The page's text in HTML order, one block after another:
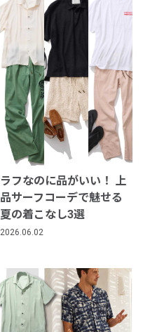
ラフなのに品がいい！ 上
品サーフコーデで魅せる
夏の着こなし3選
2026.06.02